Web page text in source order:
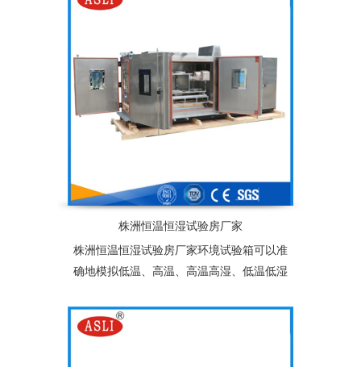
为产业界提供大型零件，半成品，成品之大
多、体积大之试验设备
株洲恒温恒湿试验房厂家
株洲恒温恒湿试验房厂家环境试验箱可以准
确地模拟低温、高温、高温高湿、低温低湿
食品、服装、车辆、金属、化学、建材等多
种行业的产品可靠性检测